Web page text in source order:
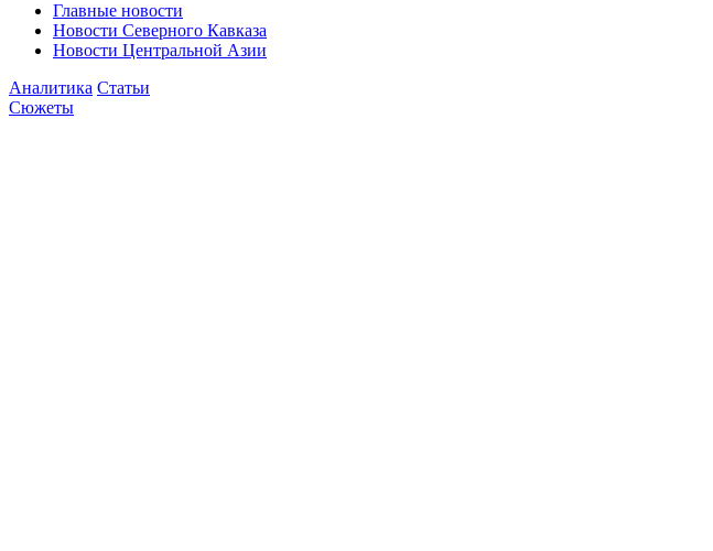
Главные новости
Новости Северного Кавказа
Новости Центральной Азии
Аналитика Статьи
Сюжеты